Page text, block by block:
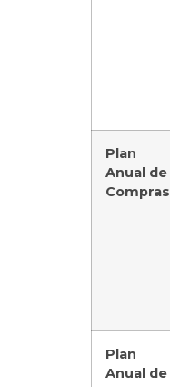
Plan
Anual de
Compras
Plan
Anual de